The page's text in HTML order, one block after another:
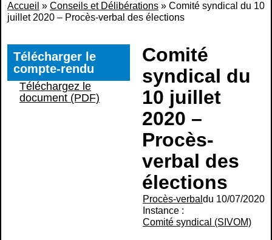
Accueil » Conseils et Délibérations » Comité syndical du 10
juillet 2020 – Procès-verbal des élections
Comité
syndical du
10 juillet
2020 –
Procès-
verbal des
élections
Procès-verbal du 10/07/2020
Instance :
Comité syndical (SIVOM)
Télécharger le
compte-rendu
Téléchargez le
document (PDF)